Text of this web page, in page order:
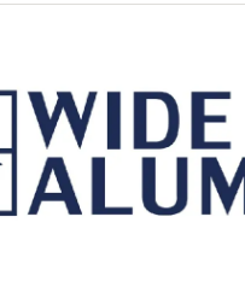
ムから建物全体の大規模修繕